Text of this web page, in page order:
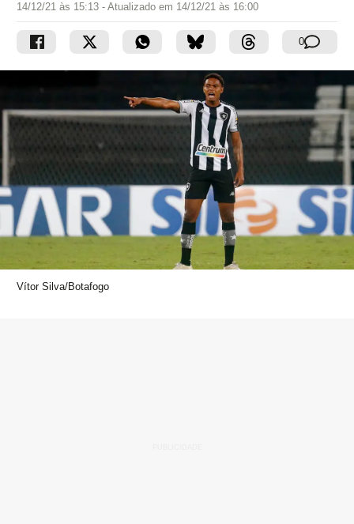
14/12/21 às 15:13 - Atualizado em 14/12/21 às 16:00
0
Vítor Silva/Botafogo